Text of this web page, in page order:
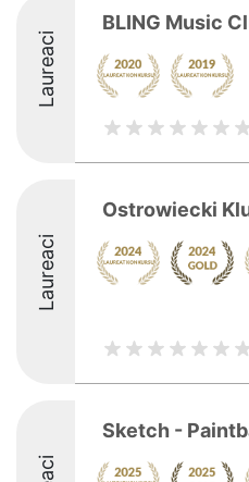
Laureaci
BLING Music
Laureaci
Ostrowiecki
Sketch -